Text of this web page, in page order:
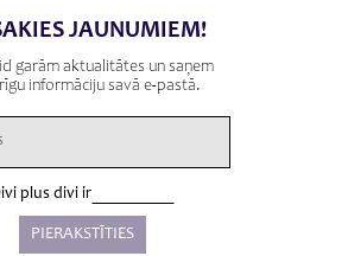
JAUNUMIEM!
garām aktualitātes un saņem
informāciju savā e-pastā.
plus divi ir